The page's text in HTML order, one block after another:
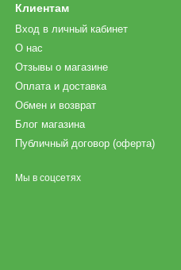
Клиентам
Вход в личный кабинет
О нас
Отзывы о магазине
Оплата и доставка
Обмен и возврат
Блог магазина
Публичный договор (оферта)
Мы в соцсетях